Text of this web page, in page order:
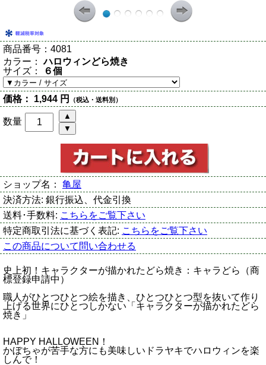
商品番号： 4081
カラー：
ハロウィンどら焼き
サイズ：
６個
価格： 1,944 円 （税込・送料別）
数量
ショップ名： 亀屋
決済方法: 銀行振込、代金引換
送料･手数料: こちらをご覧下さい
特定商取引法に基づく表記: こちらをご覧下さい
この商品について問い合わせる
史上初！キャラクターが描かれたどら焼き：キャラどら（商
標登録申請中）
職人がひとつひとつ絵を描き、ひとつひとつ型を抜いて作り
上げる世界にひとつしかない「キャラクターが描かれたどら
焼き」
HAPPY HALLOWEEN！
かぼちゃが苦手な方にも美味しいドラヤキでハロウィンを楽
しんで！